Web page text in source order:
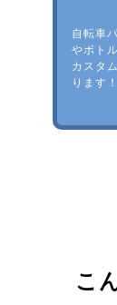
自転車
やボト
カスタ
ります！
こ